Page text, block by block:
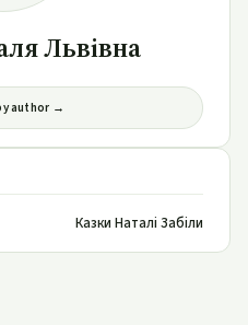
Львівна
author →
Казки Наталі Забіли